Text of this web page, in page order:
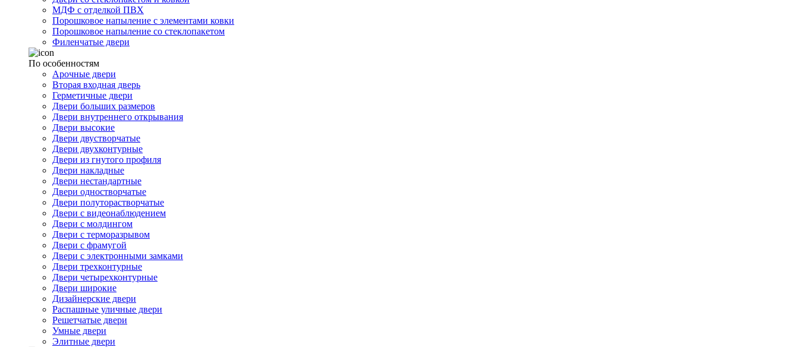
МДФ с отделкой ПВХ
Порошковое напыление с элементами ковки
Порошковое напыление со стеклопакетом
Филенчатые двери
По особенностям
Арочные двери
Вторая входная дверь
Герметичные двери
Двери больших размеров
Двери внутреннего открывания
Двери высокие
Двери двустворчатые
Двери двухконтурные
Двери из гнутого профиля
Двери накладные
Двери нестандартные
Двери одностворчатые
Двери полуторастворчатые
Двери с видеонаблюдением
Двери с молдингом
Двери с терморазрывом
Двери с фрамугой
Двери с электронными замками
Двери трехконтурные
Двери четырехконтурные
Двери широкие
Дизайнерские двери
Распашные уличные двери
Решетчатые двери
Умные двери
Элитные двери